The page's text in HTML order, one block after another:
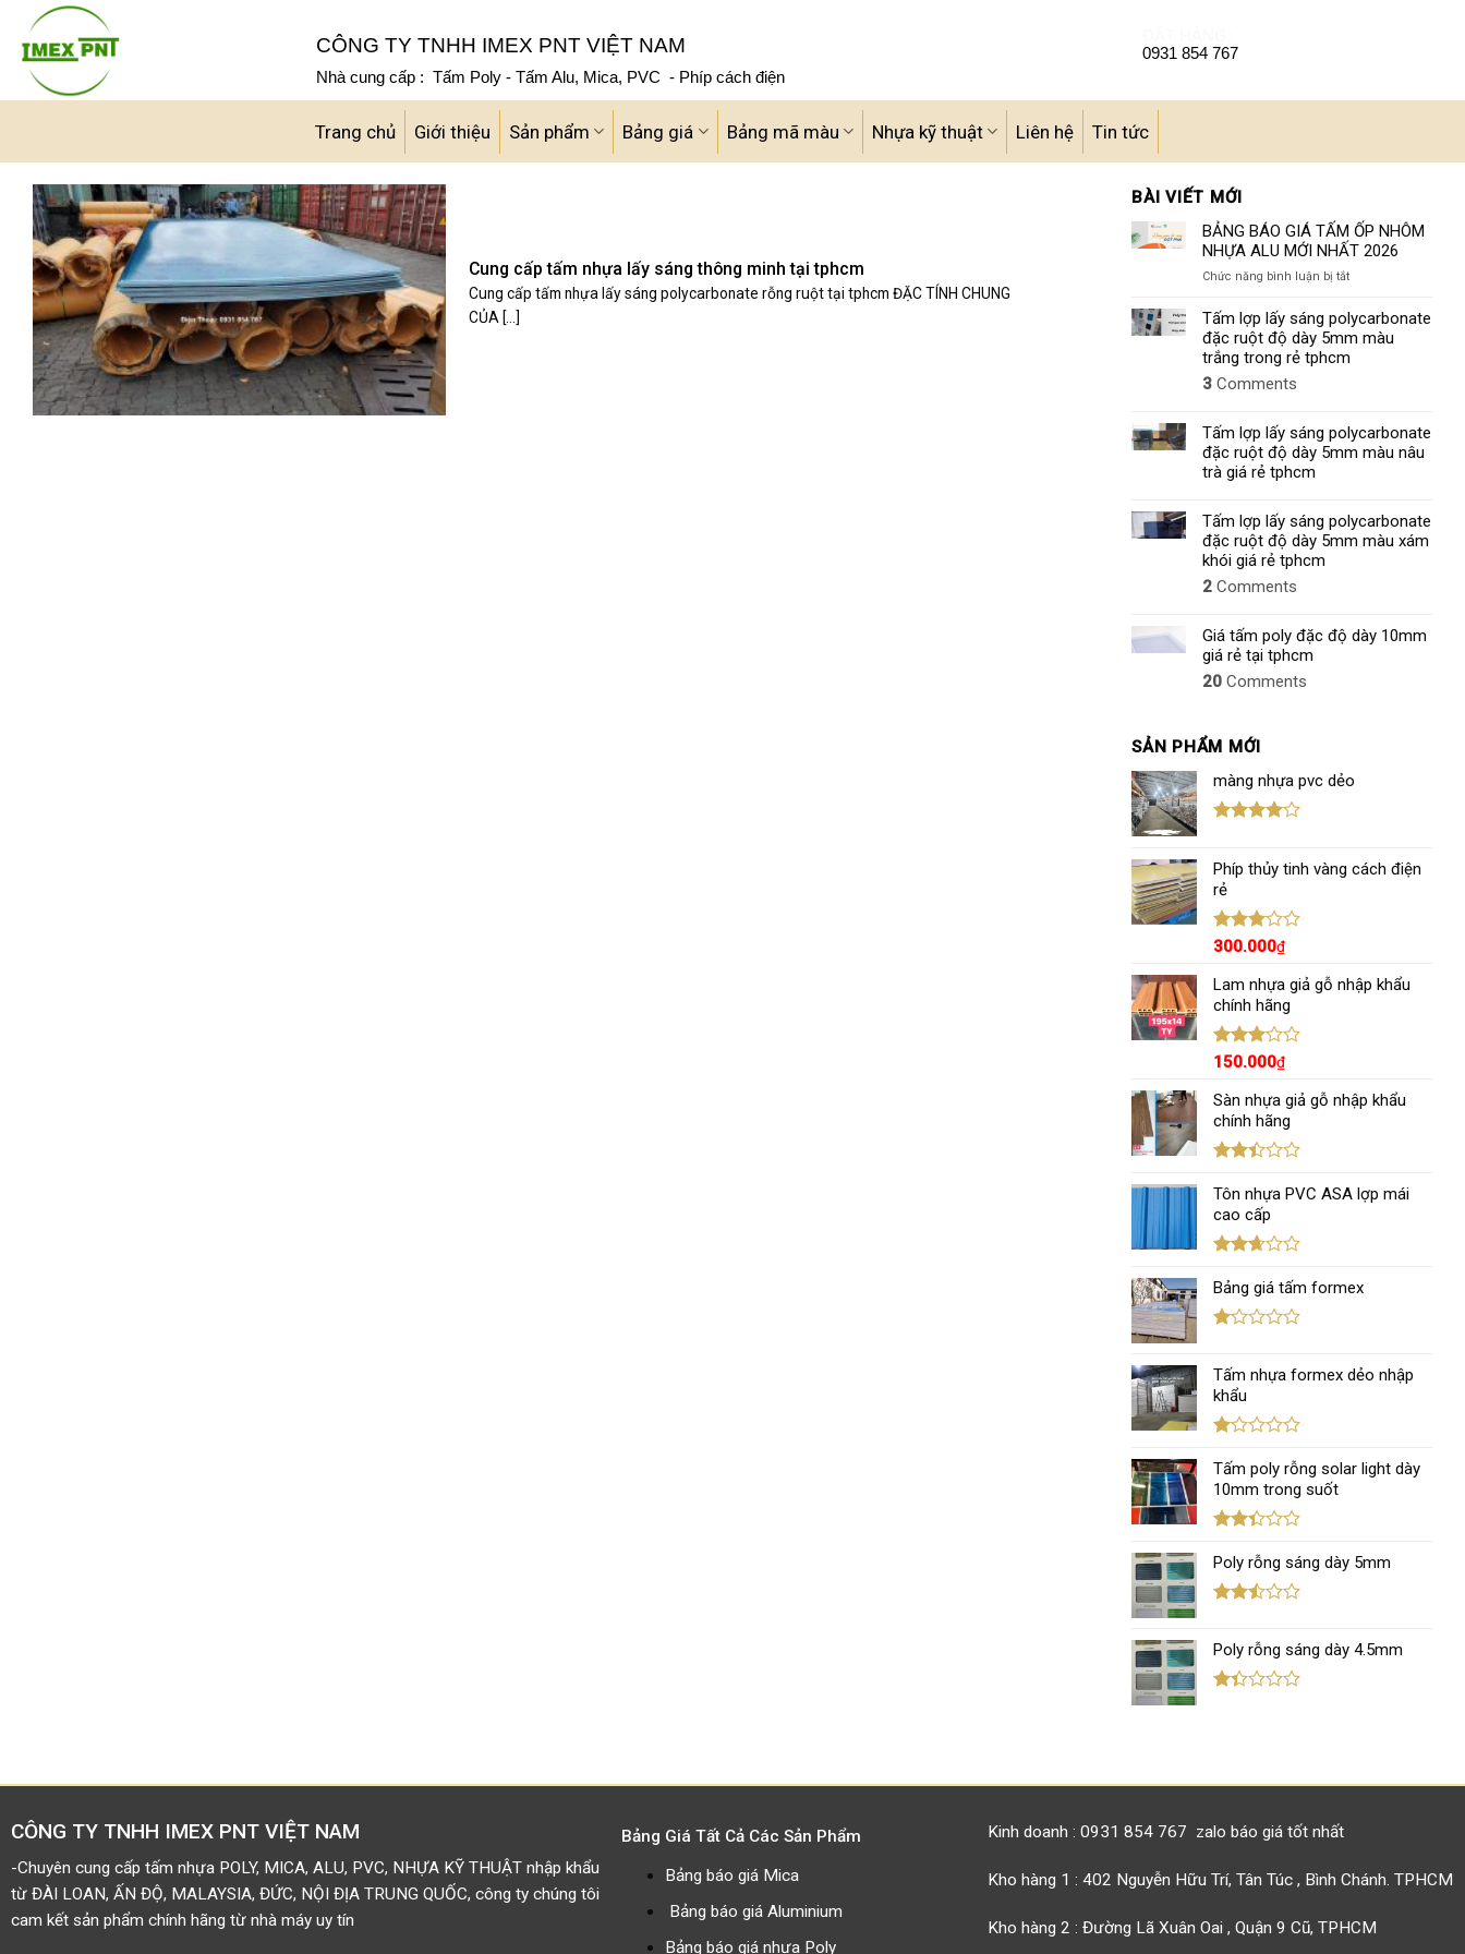
content
CÔNG TY TNHH IMEX PNT VIỆT NAM
Nhà cung cấp : Tấm Poly - Tấm Alu, Mica, PVC - Phíp cách điện
0931 854 767
Trang chủ Giới thiệu Sản phẩm Bảng giá Bảng mã màu Nhựa kỹ thuật Liên hệ Tin tức
Cung cấp tấm nhựa lấy sáng thông minh tại tphcm
Cung cấp tấm nhựa lấy sáng polycarbonate rỗng ruột tại tphcm ĐẶC TÍNH CHUNG
CỦA [...]
BÀI VIẾT MỚI
BẢNG BÁO GIÁ TẤM ỐP NHÔM
NHỰA ALU MỚI NHẤT 2026
Chức năng bình luận bị tắtở
BÁO
GIÁ
ỐP
ALU
MỚI
NHẤT
Tấm lợp lấy sáng polycarbonate
đặc ruột độ dày 5mm màu
trắng trong rẻ tphcm
3 Comments
Tấm lợp lấy sáng polycarbonate
đặc ruột độ dày 5mm màu nâu
trà giá rẻ tphcm
Tấm lợp lấy sáng polycarbonate
đặc ruột độ dày 5mm màu xám
khói giá rẻ tphcm
2 Comments
Giá tấm poly đặc độ dày 10mm
giá rẻ tại tphcm
20 Comments
SẢN PHẨM MỚI
màng nhựa pvc dẻo
4.00 5
sao
Phíp thủy tinh vàng cách điện
rẻ
Được
hạng
3.005
sao
300.000₫
Lam nhựa giả gỗ nhập khẩu
chính hãng
Được
hạng
3.005
sao
150.000₫
Sàn nhựa giả gỗ nhập khẩu
chính hãng
xếp
hạng
5 sao
Tôn nhựa PVC ASA lợp mái
cao cấp
xếp
hạng
2.67
Bảng giá tấm formex
hạng
1.12
5
sao
Tấm nhựa formex dẻo nhập
khẩu
xếp
hạng
5
Tấm poly rỗng solar light dày
10mm trong suốt
xếp
hạng
2.35
Poly rỗng sáng dày 5mm
hạng
2.44
5 sao
Poly rỗng sáng dày 4.5mm
sao
CÔNG TY TNHH IMEX PNT VIỆT NAM
-Chuyên cung cấp tấm nhựa POLY, MICA, ALU, PVC, NHỰA KỸ THUẬT nhập khẩu
từ ĐÀI LOAN, ẤN ĐỘ, MALAYSIA, ĐỨC, NỘI ĐỊA TRUNG QUỐC, công ty chúng tôi
cam kết sản phẩm chính hãng từ nhà máy uy tín
Bảng Giá Tất Cả Các Sản Phẩm
Bảng báo giá Mica
Bảng báo giá Aluminium
Bảng báo giá nhựa Poly
Kinh doanh : 0931 854 767 zalo báo giá tốt nhất
Kho hàng 1 : 402 Nguyễn Hữu Trí, Tân Túc , Bình Chánh. TPHCM
Kho hàng 2 : Đường Lã Xuân Oai , Quận 9 Cũ, TPHCM